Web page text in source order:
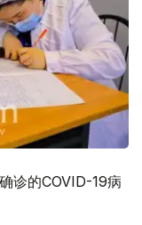
诊的COVID-19病